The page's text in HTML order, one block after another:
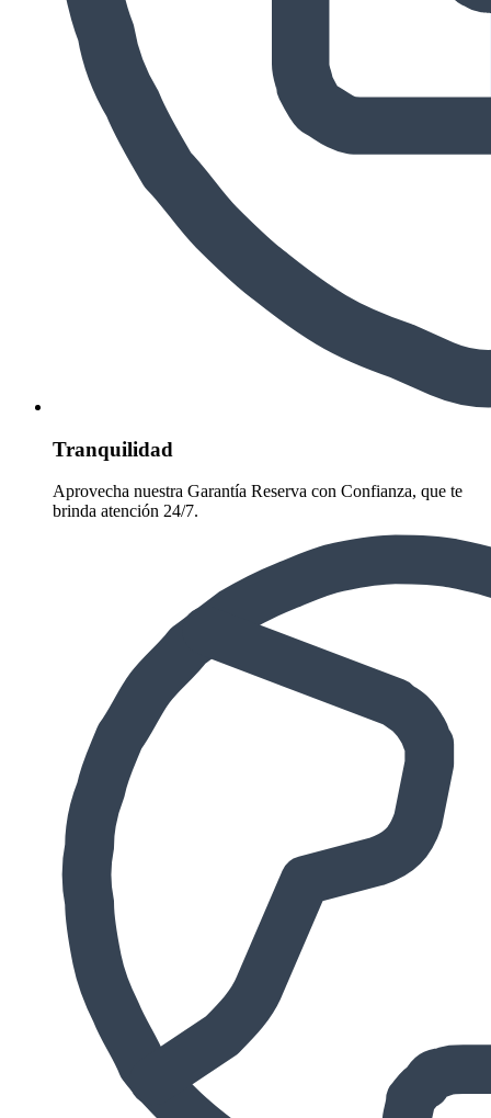
Tranquilidad
Aprovecha nuestra Garantía Reserva con Confianza, que te
brinda atención 24/7.